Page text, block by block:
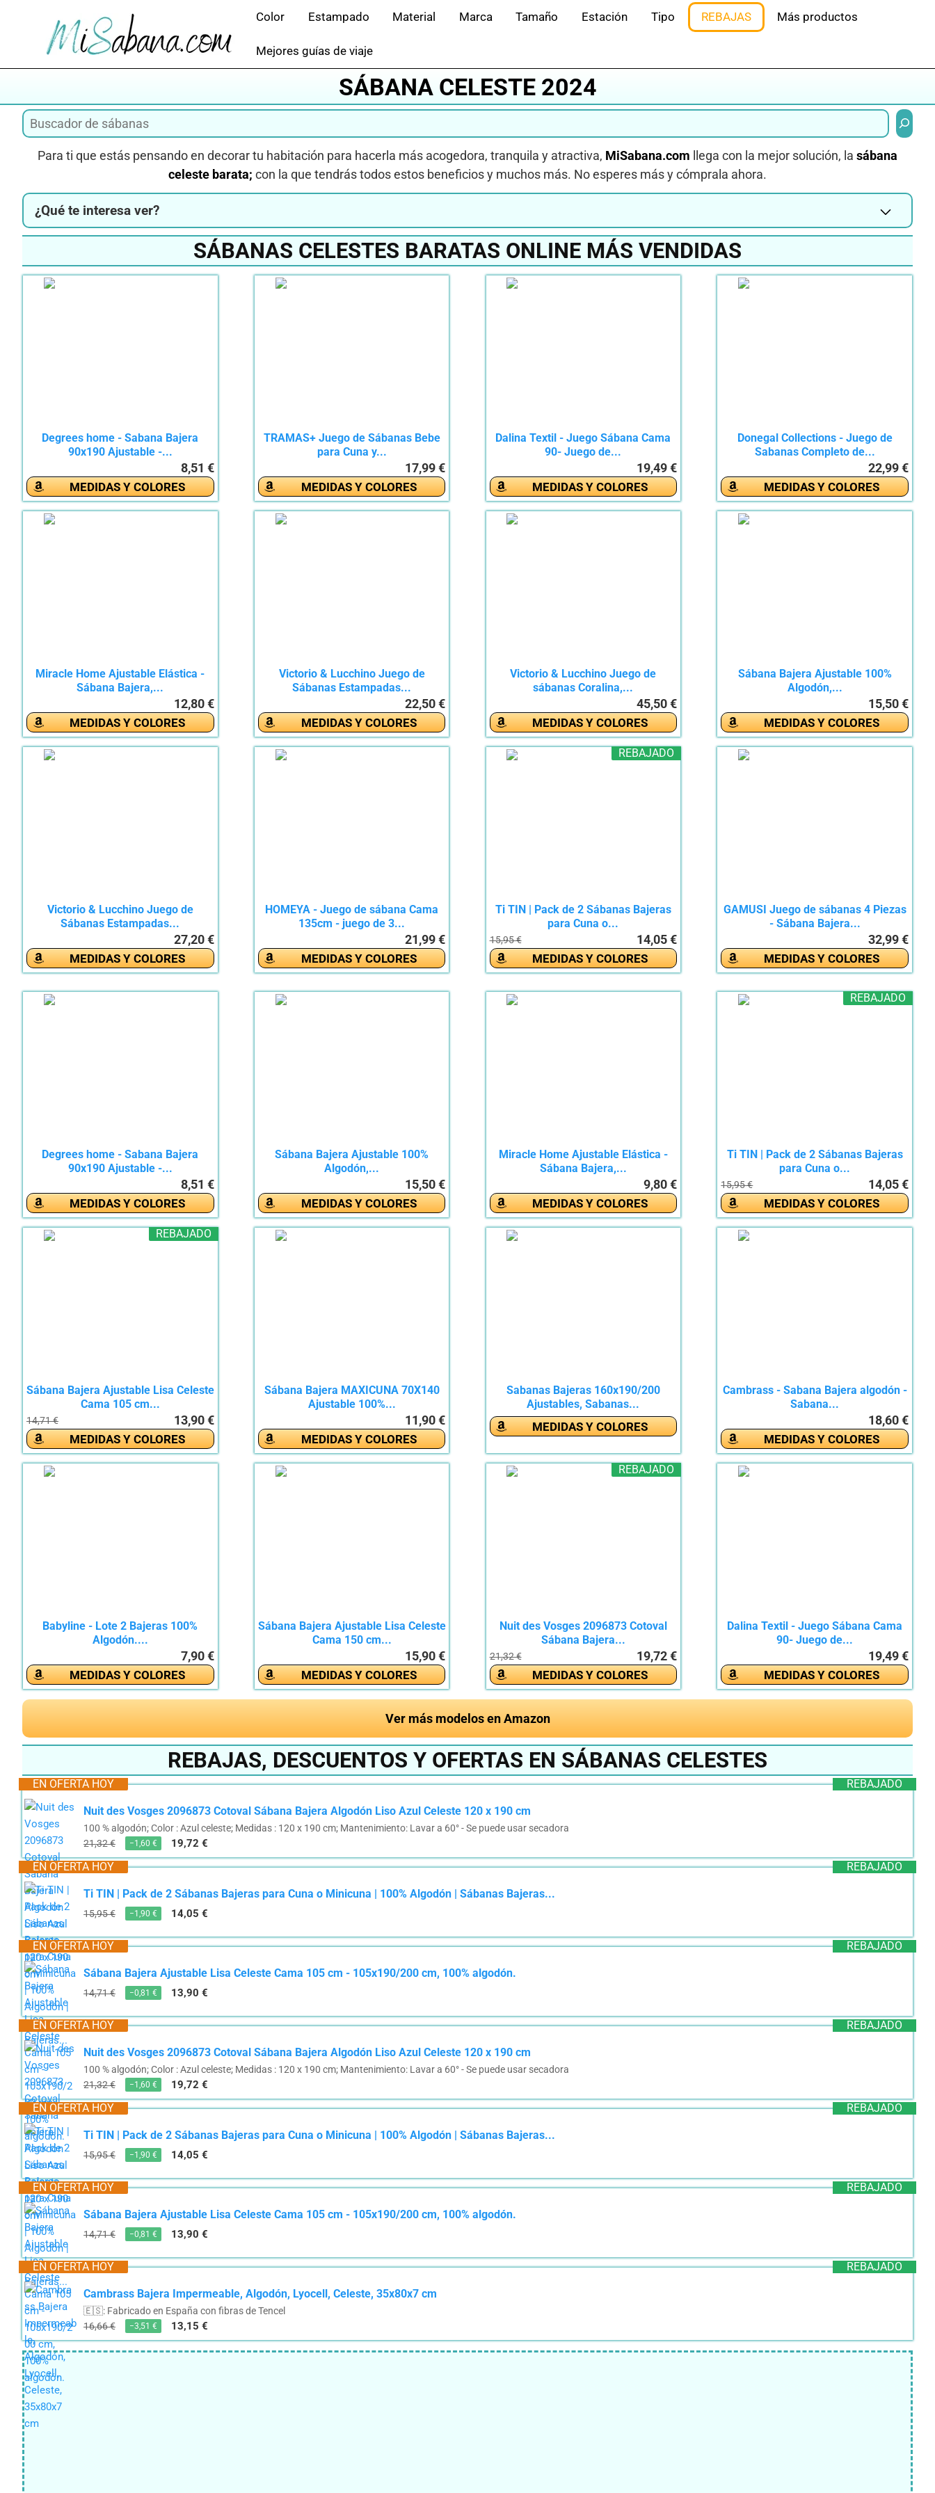
Color Estampado Material Marca Tamaño Estación Tipo REBAJAS Más productos
Mejores guías de viaje
SÁBANA CELESTE 2024
Buscar
Para ti que estás pensando en decorar tu habitación para hacerla más acogedora, tranquila y atractiva, MiSabana.com llega con la mejor solución, la sábana
celeste barata; con la que tendrás todos estos beneficios y muchos más. No esperes más y cómprala ahora.
¿Qué te interesa ver?
SÁBANAS CELESTES BARATAS ONLINE MÁS VENDIDAS
Degrees home - Sabana Bajera
90x190 Ajustable -...
8,51 €
MEDIDAS Y COLORES
TRAMAS+ Juego de Sábanas Bebe
para Cuna y...
17,99 €
MEDIDAS Y COLORES
Dalina Textil - Juego Sábana Cama
90- Juego de...
19,49 €
MEDIDAS Y COLORES
Donegal Collections - Juego de
Sabanas Completo de...
22,99 €
MEDIDAS Y COLORES
Miracle Home Ajustable Elástica -
Sábana Bajera,...
12,80 €
MEDIDAS Y COLORES
Victorio & Lucchino Juego de
Sábanas Estampadas...
22,50 €
MEDIDAS Y COLORES
Victorio & Lucchino Juego de
sábanas Coralina,...
45,50 €
MEDIDAS Y COLORES
Sábana Bajera Ajustable 100%
Algodón,...
15,50 €
MEDIDAS Y COLORES
Victorio & Lucchino Juego de
Sábanas Estampadas...
27,20 €
MEDIDAS Y COLORES
HOMEYA - Juego de sábana Cama
135cm - juego de 3...
21,99 €
MEDIDAS Y COLORES
REBAJADO
Ti TIN | Pack de 2 Sábanas Bajeras
para Cuna o...
15,95 € 14,05 €
MEDIDAS Y COLORES
GAMUSI Juego de sábanas 4 Piezas
- Sábana Bajera...
32,99 €
MEDIDAS Y COLORES
Degrees home - Sabana Bajera
90x190 Ajustable -...
8,51 €
MEDIDAS Y COLORES
Sábana Bajera Ajustable 100%
Algodón,...
15,50 €
MEDIDAS Y COLORES
Miracle Home Ajustable Elástica -
Sábana Bajera,...
9,80 €
MEDIDAS Y COLORES
REBAJADO
Ti TIN | Pack de 2 Sábanas Bajeras
para Cuna o...
15,95 € 14,05 €
MEDIDAS Y COLORES
REBAJADO
Sábana Bajera Ajustable Lisa Celeste
Cama 105 cm...
14,71 € 13,90 €
MEDIDAS Y COLORES
Sábana Bajera MAXICUNA 70X140
Ajustable 100%...
11,90 €
MEDIDAS Y COLORES
Sabanas Bajeras 160x190/200
Ajustables, Sabanas...
MEDIDAS Y COLORES
Cambrass - Sabana Bajera algodón -
Sabana...
18,60 €
MEDIDAS Y COLORES
Babyline - Lote 2 Bajeras 100%
Algodón....
7,90 €
MEDIDAS Y COLORES
Sábana Bajera Ajustable Lisa Celeste
Cama 150 cm...
15,90 €
MEDIDAS Y COLORES
REBAJADO
Nuit des Vosges 2096873 Cotoval
Sábana Bajera...
21,32 € 19,72 €
MEDIDAS Y COLORES
Dalina Textil - Juego Sábana Cama
90- Juego de...
19,49 €
MEDIDAS Y COLORES
Ver más modelos en Amazon
REBAJAS, DESCUENTOS Y OFERTAS EN SÁBANAS CELESTES
REBAJADO
EN OFERTA HOY
Nuit des Vosges 2096873 Cotoval Sábana Bajera Algodón Liso Azul Celeste 120 x 190 cm
100 % algodón; Color : Azul celeste; Medidas : 120 x 190 cm; Mantenimiento: Lavar a 60° - Se puede usar secadora
21,32 €
−1,60 € 19,72 €
REBAJADO
EN OFERTA HOY
Ti TIN | Pack de 2 Sábanas Bajeras para Cuna o Minicuna | 100% Algodón | Sábanas Bajeras...
15,95 € −1,90 € 14,05 €
REBAJADO
EN OFERTA HOY
Sábana Bajera Ajustable Lisa Celeste Cama 105 cm - 105x190/200 cm, 100% algodón.
14,71 € −0,81 € 13,90 €
REBAJADO
EN OFERTA HOY
Nuit des Vosges 2096873 Cotoval Sábana Bajera Algodón Liso Azul Celeste 120 x 190 cm
100 % algodón; Color : Azul celeste; Medidas : 120 x 190 cm; Mantenimiento: Lavar a 60° - Se puede usar secadora
21,32 €
−1,60 € 19,72 €
REBAJADO
EN OFERTA HOY
Ti TIN | Pack de 2 Sábanas Bajeras para Cuna o Minicuna | 100% Algodón | Sábanas Bajeras...
15,95 € −1,90 € 14,05 €
REBAJADO
EN OFERTA HOY
Sábana Bajera Ajustable Lisa Celeste Cama 105 cm - 105x190/200 cm, 100% algodón.
14,71 € −0,81 € 13,90 €
REBAJADO
EN OFERTA HOY
Cambrass Bajera Impermeable, Algodón, Lyocell, Celeste, 35x80x7 cm
🇪🇸: Fabricado en España con fibras de Tencel
16,66 €
−3,51 € 13,15 €